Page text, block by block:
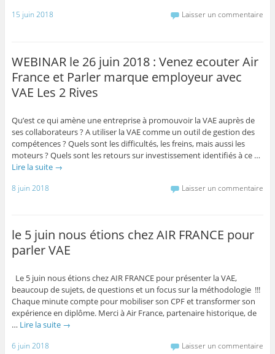
15 juin 2018 Laisser un commentaire
WEBINAR le 26 juin 2018 : Venez ecouter Air
France et Parler marque employeur avec
VAE Les 2 Rives
Qu’est ce qui amène une entreprise à promouvoir la VAE auprès de
ses collaborateurs ? A utiliser la VAE comme un outil de gestion des
compétences ? Quels sont les difficultés, les freins, mais aussi les
moteurs ? Quels sont les retours sur investissement identifiés à ce …
Lire la suite →
8 juin 2018 Laisser un commentaire
le 5 juin nous étions chez AIR FRANCE pour
parler VAE
Le 5 juin nous étions chez AIR FRANCE pour présenter la VAE,
beaucoup de sujets, de questions et un focus sur la méthodologie !!!
Chaque minute compte pour mobiliser son CPF et transformer son
expérience en diplôme. Merci à Air France, partenaire historique, de
… Lire la suite →
6 juin 2018 Laisser un commentaire